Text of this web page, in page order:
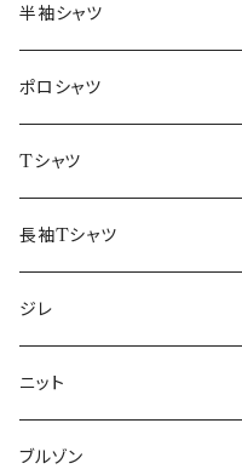
46/M
48/L
50/XL～
～44/S
46/M
48/L
50/XL～
半袖シャツ
～44/S
46/M
48/L
50/XL～
ポロシャツ
～44/S
46/M
48/L
50/XL～
Tシャツ
～44/S
46/M
48/L
50/XL～
長袖Tシャツ
～44/S
46/M
48/L
ジレ
～44/S
46/M
ニット
～44/S
ブルゾン